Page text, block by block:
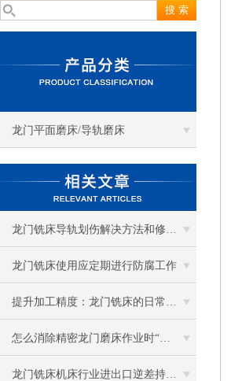
龙门平面磨床/导轨磨床
龙门铣床导轨划伤解决方法和修复原理及工艺介绍
龙门铣床使用应定期进行防腐工作
提升加工精度：龙门铣床的日常维护与调试技巧
怎么消除精密龙门磨床作业时“倒拖”的影响？
龙门铣床机床行业进出口逆差持续扩大